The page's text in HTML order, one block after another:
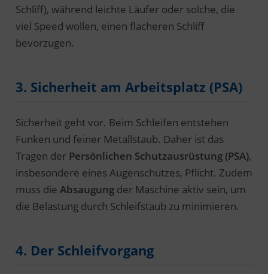
Schliff), während leichte Läufer oder solche, die
viel Speed wollen, einen flacheren Schliff
bevorzugen.
3. Sicherheit am Arbeitsplatz (PSA)
Sicherheit geht vor. Beim Schleifen entstehen
Funken und feiner Metallstaub. Daher ist das
Tragen der Persönlichen Schutzausrüstung (PSA),
insbesondere eines Augenschutzes, Pflicht. Zudem
muss die Absaugung der Maschine aktiv sein, um
die Belastung durch Schleifstaub zu minimieren.
4. Der Schleifvorgang